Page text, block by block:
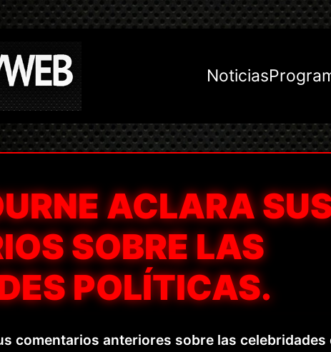
Noticias
ACLARA
SOBRE LAS
POLÍTICAS.
comentarios anteriores sobre las celebridades